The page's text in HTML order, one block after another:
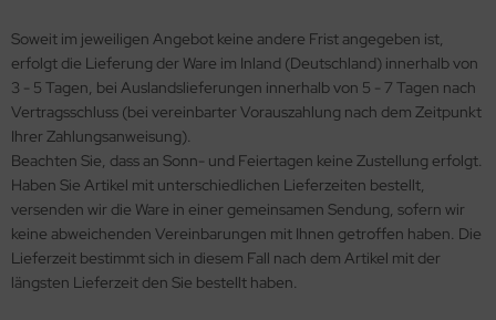
Soweit im jeweiligen Angebot keine andere Frist angegeben ist,
erfolgt die Lieferung der Ware im Inland (Deutschland) innerhalb von
3 - 5 Tagen, bei Auslandslieferungen innerhalb von 5 - 7 Tagen nach
Vertragsschluss (bei vereinbarter Vorauszahlung nach dem Zeitpunkt
Ihrer Zahlungsanweisung).
Beachten Sie, dass an Sonn- und Feiertagen keine Zustellung erfolgt.
Haben Sie Artikel mit unterschiedlichen Lieferzeiten bestellt,
versenden wir die Ware in einer gemeinsamen Sendung, sofern wir
keine abweichenden Vereinbarungen mit Ihnen getroffen haben. Die
Lieferzeit bestimmt sich in diesem Fall nach dem Artikel mit der
längsten Lieferzeit den Sie bestellt haben.